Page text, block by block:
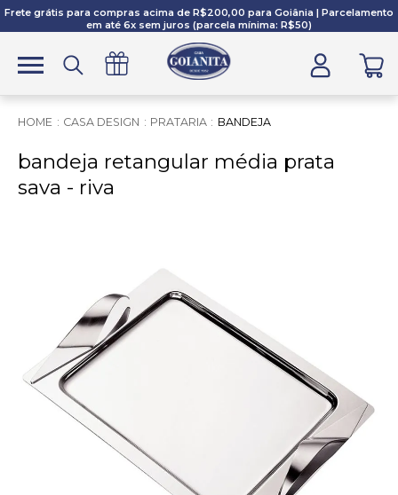
Frete grátis para compras acima de R$200,00 para Goiânia | Parcelamento
em até 6x sem juros (parcela mínima: R$50)
CASA DESIGN PRATARIA BANDEJA
bandeja retangular média prata
sava - riva